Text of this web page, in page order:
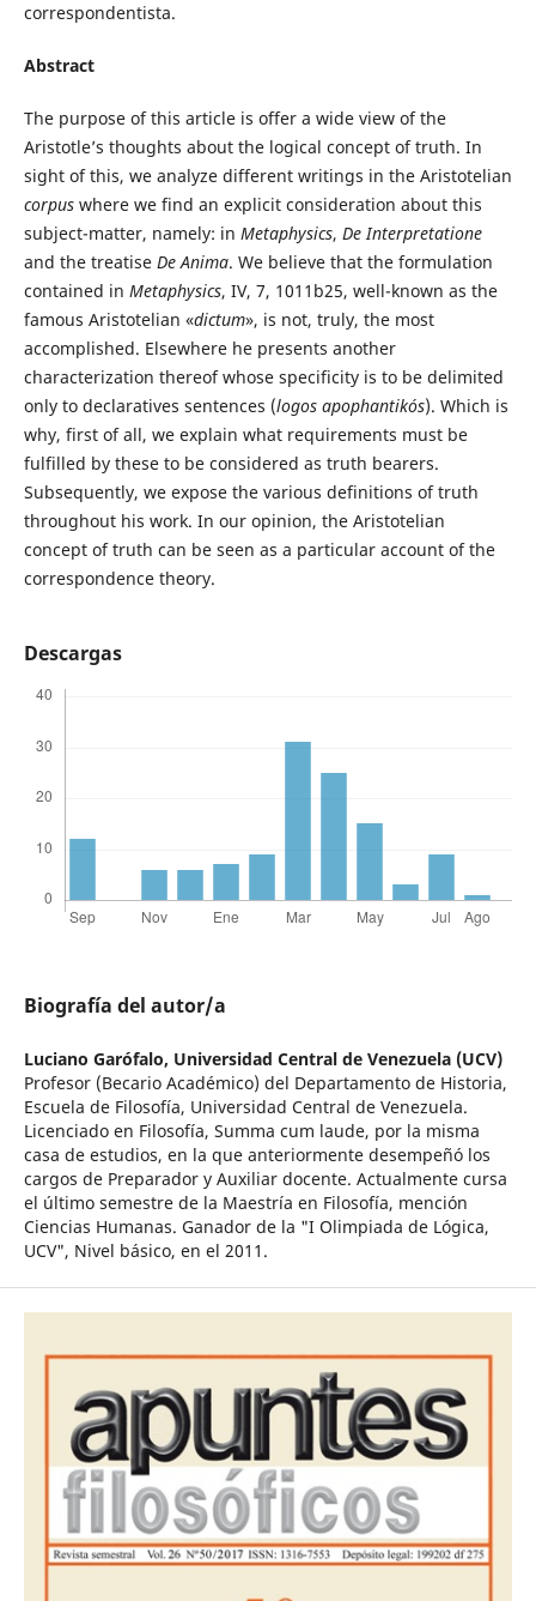
correspondentista.
Abstract
The purpose of this article is offer a wide view of the
Aristotle’s thoughts about the logical concept of truth. In
sight of this, we analyze different writings in the Aristotelian
corpuswhere we find an explicit consideration about this
subject-matter, namely: in Metaphysics, De Interpretatione
and the treatise De Anima. We believe that the formulation
contained in Metaphysics, IV, 7, 1011b25, well-known as the
famous Aristotelian «dictum», is not, truly, the most
accomplished. Elsewhere he presents another
characterization thereof whose specificity is to be delimited
only to declaratives sentences (logos apophantikós). Which is
why, first of all, we explain what requirements must be
fulfilled by these to be considered as truth bearers.
Subsequently, we expose the various definitions of truth
throughout his work. In our opinion, the Aristotelian
concept of truth can be seen as a particular account of the
correspondence theory.
Descargas
Biografía del autor/a
Luciano Garófalo, Universidad Central de Venezuela (UCV)
Profesor (Becario Académico) del Departamento de Historia,
Escuela de Filosofía, Universidad Central de Venezuela.
Licenciado en Filosofía, Summa cum laude, por la misma
casa de estudios, en la que anteriormente desempeñó los
cargos de Preparador y Auxiliar docente. Actualmente cursa
el último semestre de la Maestría en Filosofía, mención
Ciencias Humanas. Ganador de la "I Olimpiada de Lógica,
UCV", Nivel básico, en el 2011.